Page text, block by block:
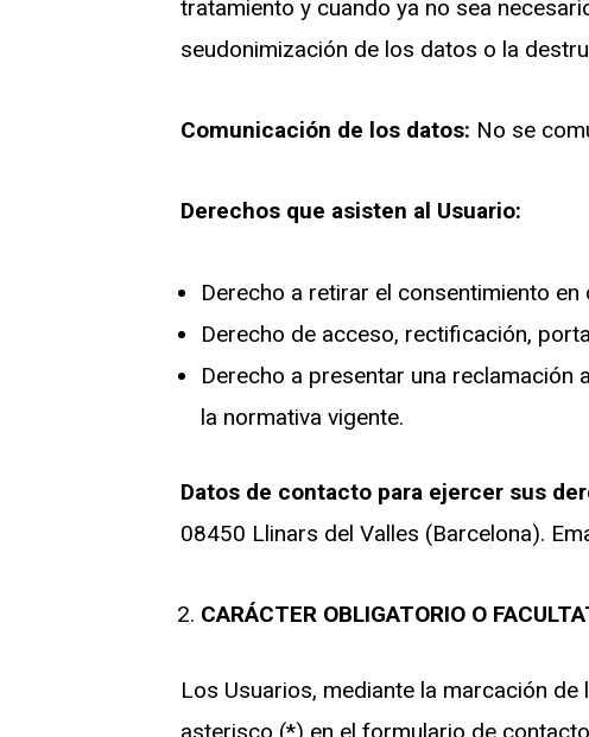
tratamiento y cuando ya no sea
seudonimización de los datos o la
Comunicación de los datos: No se
Derechos que asisten al Usuario:
Derecho a retirar el consentimiento en
Derecho de acceso, rectificación,
Derecho a presentar una
la normativa vigente.
Datos de contacto para ejercer sus
08450 Llinars del Valles (Barcelona).
CARÁCTER OBLIGATORIO O
Los Usuarios, mediante la marcación
asterisco (*) en el formulario de